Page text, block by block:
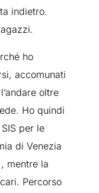
indietro.
ho
accomunati
oltre
Ho quindi
per le
di Venezia
mentre la
Percorso